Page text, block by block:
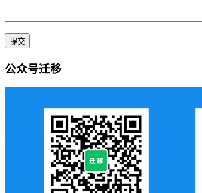
公众号迁移